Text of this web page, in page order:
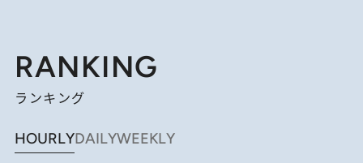
RANKING
ランキング
HOURLYDAILYWEEKLY